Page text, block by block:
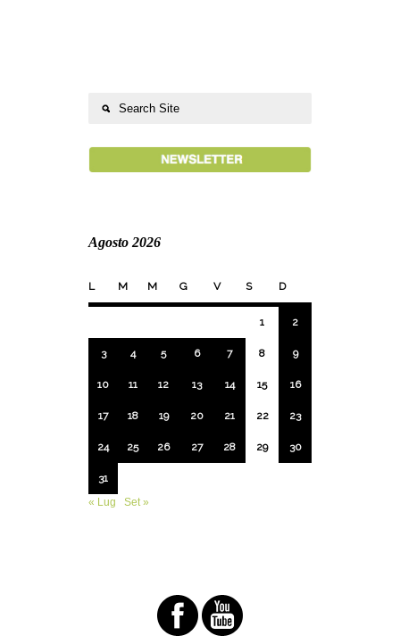
Agosto 2026
L M M G V S D
1 2
3 4 5 6 7 8 9
10 11 12 13 14 15 16
17 18 19 20 21 22 23
24 25 26 27 28 29 30
31
« Lug
Set »